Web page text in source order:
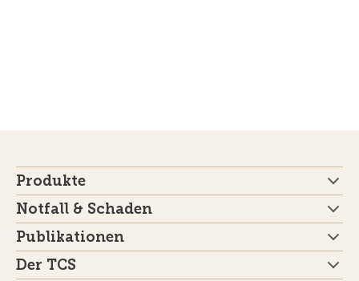
Produkte
Notfall & Schaden
Publikationen
Der TCS